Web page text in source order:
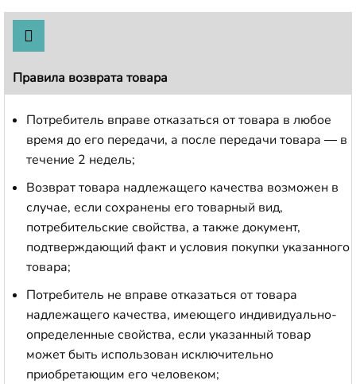
Правила возврата товара
Потребитель вправе отказаться от товара в любое
время до его передачи, а после передачи товара — в
течение 2 недель;
Возврат товара надлежащего качества возможен в
случае, если сохранены его товарный вид,
потребительские свойства, а также документ,
подтверждающий факт и условия покупки указанного
товара;
Потребитель не вправе отказаться от товара
надлежащего качества, имеющего индивидуально-
определенные свойства, если указанный товар
может быть использован исключительно
приобретающим его человеком;